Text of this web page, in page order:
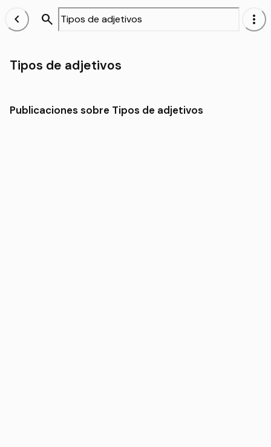
chevron_left search more_vert
Tipos de adjetivos
Publicaciones sobre Tipos de adjetivos